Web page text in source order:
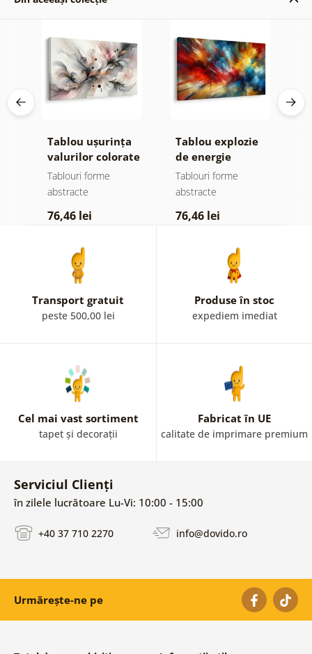
Tablou ușurința
valurilor colorate
Tablouri forme
abstracte
76,46 lei
Tablou explozie
de energie
colorată
Tablouri forme
abstracte
76,46 lei
Transport gratuit
peste 500,00 lei
Produse în stoc
expediem imediat
Cel mai vast sortiment
tapet și decorații
Fabricat în UE
calitate de imprimare premium
Serviciul Clienți
în zilele lucrătoare Lu-Vi: 10:00 - 15:00
+40 37 710 2270 info@dovido.ro
Urmărește-ne pe